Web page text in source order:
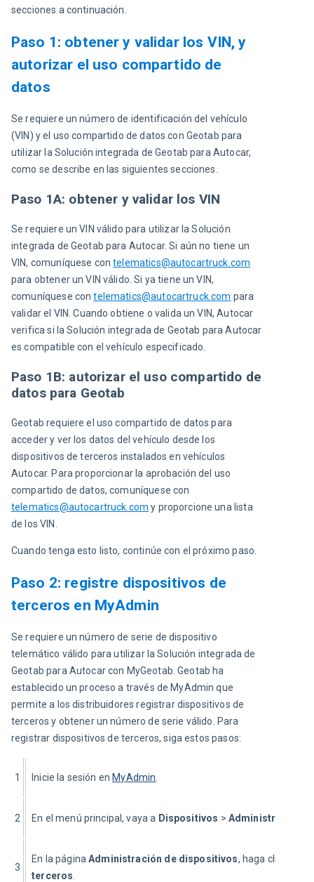
secciones a continuación.
Paso 1: obtener y validar los VIN, y
autorizar el uso compartido de
datos
Se requiere un número de identificación del vehículo
(VIN) y el uso compartido de datos con Geotab para
utilizar la Solución integrada de Geotab para Autocar,
como se describe en las siguientes secciones.
Paso 1A: obtener y validar los VIN
Se requiere un VIN válido para utilizar la Solución
integrada de Geotab para Autocar. Si aún no tiene un
VIN, comuníquese con telematics@autocartruck.com
para obtener un VIN válido. Si ya tiene un VIN,
comuníquese con telematics@autocartruck.com para
validar el VIN. Cuando obtiene o valida un VIN, Autocar
verifica si la Solución integrada de Geotab para Autocar
es compatible con el vehículo especificado.
Paso 1B: autorizar el uso compartido de
datos para Geotab
Geotab requiere el uso compartido de datos para
acceder y ver los datos del vehículo desde los
dispositivos de terceros instalados en vehículos
Autocar. Para proporcionar la aprobación del uso
compartido de datos, comuníquese con
telematics@autocartruck.com y proporcione una lista
de los VIN.
Cuando tenga esto listo, continúe con el próximo paso.
Paso 2: registre dispositivos de
terceros en MyAdmin
Se requiere un número de serie de dispositivo
telemático válido para utilizar la Solución integrada de
Geotab para Autocar con MyGeotab. Geotab ha
establecido un proceso a través de MyAdmin que
permite a los distribuidores registrar dispositivos de
terceros y obtener un número de serie válido. Para
registrar dispositivos de terceros, siga estos pasos:
1 Inicie la sesión en MyAdmin
2 En el menú principal, vaya a Dispositivos > Administración
3
En la página Administración de dispositivos, haga clic en el
terceros